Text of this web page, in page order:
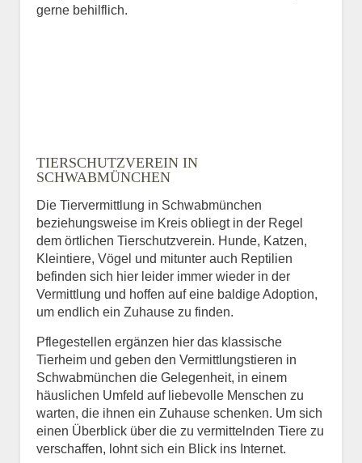
gerne behilflich.
TIERSCHUTZVEREIN IN
SCHWABMÜNCHEN
Die Tiervermittlung in Schwabmünchen
beziehungsweise im Kreis obliegt in der Regel
dem örtlichen Tierschutzverein. Hunde, Katzen,
Kleintiere, Vögel und mitunter auch Reptilien
befinden sich hier leider immer wieder in der
Vermittlung und hoffen auf eine baldige Adoption,
um endlich ein Zuhause zu finden.
Pflegestellen ergänzen hier das klassische
Tierheim und geben den Vermittlungstieren in
Schwabmünchen die Gelegenheit, in einem
häuslichen Umfeld auf liebevolle Menschen zu
warten, die ihnen ein Zuhause schenken. Um sich
einen Überblick über die zu vermittelnden Tiere zu
verschaffen, lohnt sich ein Blick ins Internet.